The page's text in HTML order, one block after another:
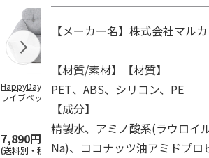
HappyDays 2wayド
ライブベッド グレ
7,890円
(送料別・税込)
獣医師開発 ニオイ
をとる砂専用 猫ト
1,550円
(送料別・税込)
デオト
らない
(送料
【メーカー名】株式会社マル
【材質/素材】【材質】
PET、ABS、シリコン、PE
【成分】
精製水、アミノ酸系(ラウロイ
Na)、ココナッツ油アミドプロ